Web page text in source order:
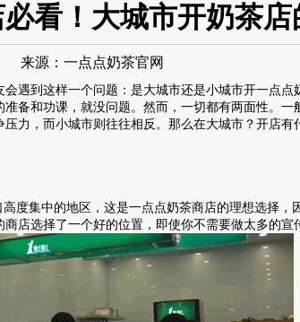
看！大城市开奶茶
来源： 一点点奶茶官网
到这样一个问题：是大城市还是小城市开一点点
备和功课，就没问题。然而，一切都有两面性。
力，而小城市则往往相反。那么在大城市？开店有
集中的地区，这是一点点奶茶商店的理想选择，
店选择了一个好的位置，即使你不需要做太多的宣